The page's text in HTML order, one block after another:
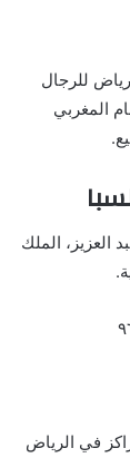
للرجال
المغربي
العزيز، الملك
في الرياض